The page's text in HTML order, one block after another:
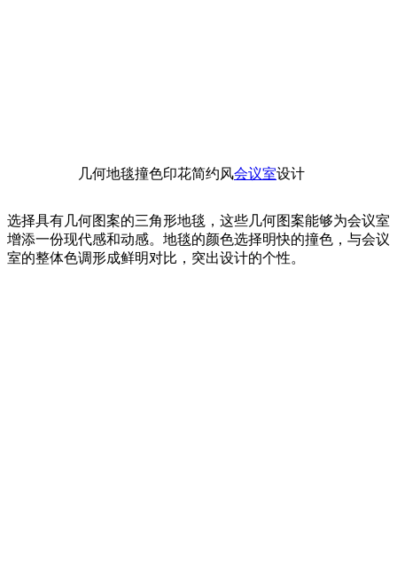
几何地毯撞色印花简约风会议室设计
选择具有几何图案的三角形地毯，这些几何图案能够为会议室
增添一份现代感和动感。地毯的颜色选择明快的撞色，与会议
室的整体色调形成鲜明对比，突出设计的个性。